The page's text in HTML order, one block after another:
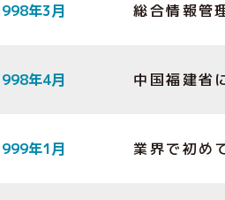
年3月 総合情報管
年4月 中国福建省
年1月 業界で初め